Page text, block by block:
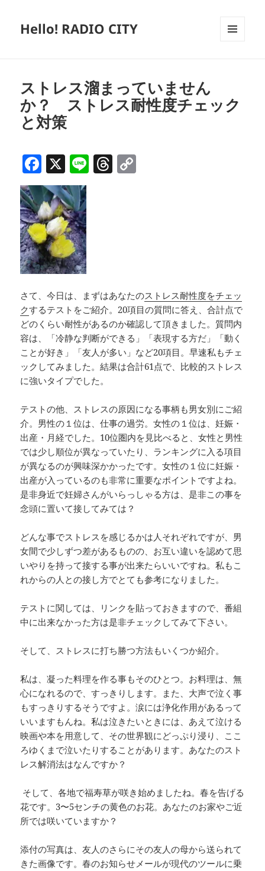
Hello! RADIO CITY
ストレス溜まっていません
か？ ストレス耐性度チェック
と対策
F
a
c
e
b
o
o
k
X Li T
さて、今日は、まずはあなたのストレス耐性度をチェッ
クするテストをご紹介。20項目の質問に答え、合計点で
どのくらい耐性があるのか確認して頂きました。質問内
容は、「冷静な判断ができる」「表現する方だ」「動く
ことが好き」「友人が多い」など20項目。早速私もチェ
ックしてみました。結果は合計61点で、比較的ストレス
に強いタイプでした。
テストの他、ストレスの原因になる事柄も男女別にご紹
介。男性の１位は、仕事の過労。女性の１位は、妊娠・
出産・月経でした。10位圏内を見比べると、女性と男性
では少し順位が異なっていたり、ランキングに入る項目
が異なるのが興味深かかったです。女性の１位に妊娠・
出産が入っているのも非常に重要なポイントですよね。
是非身近で妊婦さんがいらっしゃる方は、是非この事を
念頭に置いて接してみては？
どんな事でストレスを感じるかは人それぞれですが、男
女間で少しずつ差があるものの、お互い違いを認めて思
いやりを持って接する事が出来たらいいですね。私もこ
れからの人との接し方でとても参考になりました。
テストに関しては、リンクを貼っておきますので、番組
中に出来なかった方は是非チェックしてみて下さい。
そして、ストレスに打ち勝つ方法もいくつか紹介。
私は、凝った料理を作る事もそのひとつ。お料理は、無
心になれるので、すっきりします。また、大声で泣く事
もすっきりするそうですよ。涙には浄化作用があるって
いいますもんね。私は泣きたいときには、あえて泣ける
映画や本を用意して、その世界観にどっぷり浸り、ここ
ろゆくまで泣いたりすることがあります。あなたのスト
レス解消法はなんですか？
そして、各地で福寿草が咲き始めましたね。春を告げる
花です。3〜5センチの黄色のお花。あなたのお家やご近
所では咲いていますか？
添付の写真は、友人のさらにその友人の母から送られて
きた画像です。春のお知らせメールが現代のツールに乗